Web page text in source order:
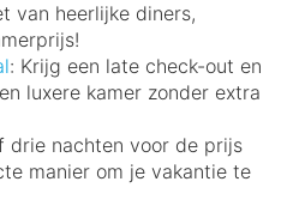
van heerlijke diners,
: Krijg een late check-out en
luxere kamer zonder extra
drie nachten voor de prijs
manier om je vakantie te